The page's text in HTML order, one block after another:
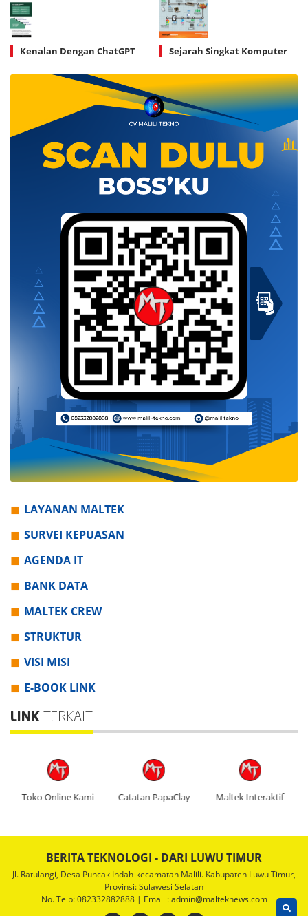
Kenalan Dengan ChatGPT Sejarah Singkat Komputer
LAYANAN MALTEK
SURVEI KEPUASAN
AGENDA IT
BANK DATA
MALTEK CREW
STRUKTUR
VISI MISI
E-BOOK LINK
LINK TERKAIT
Toko Online Kami Catatan PapaClay Maltek Interaktif
BERITA TEKNOLOGI - DARI LUWU TIMUR
Jl. Ratulangi, Desa Puncak Indah-kecamatan Malili. Kabupaten Luwu Timur,
Provinsi: Sulawesi Selatan
No. Telp: 082332882888 | Email : admin@malteknews.com